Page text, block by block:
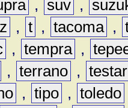
, suv ,
, t , tacoma ,
, tempra ,
, terrano ,
, tipo , toledo